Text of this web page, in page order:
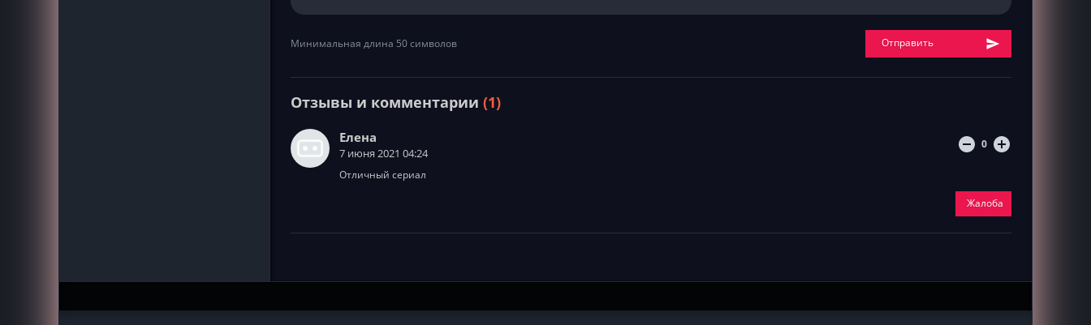
Минимальная длина 50 символов Отправить
Отзывы и комментарии (1)
Елена
7 июня 2021 04:24
0
Отличный сериал
Жалоба